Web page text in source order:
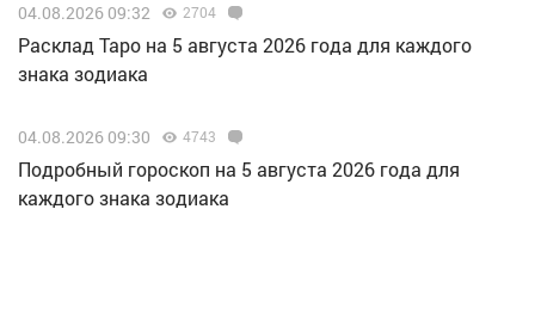
04.08.2026 09:32 2704
Расклад Таро на 5 августа 2026 года для каждого
знака зодиака
04.08.2026 09:30 4743
Подробный гороскоп на 5 августа 2026 года для
каждого знака зодиака